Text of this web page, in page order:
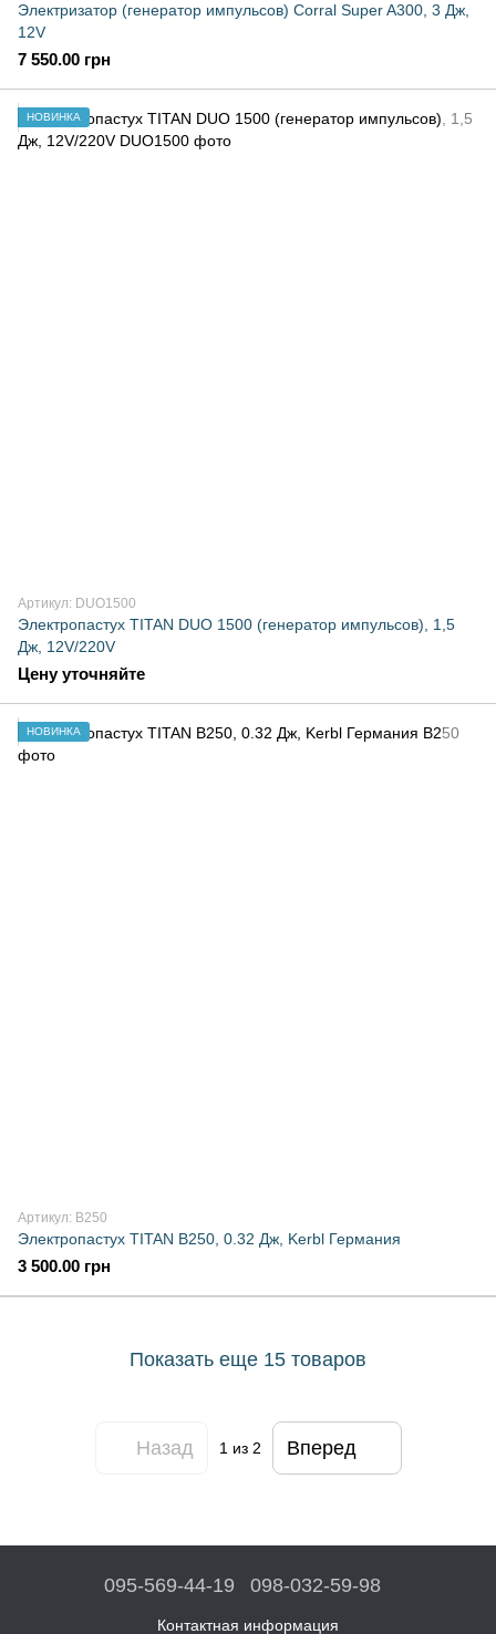
Электризатор (генератор импульсов) Corral Super A300, 3 Дж,
12V
7 550.00 грн
НОВИНКА
Артикул: DUO1500
Электропастух TITAN DUO 1500 (генератор импульсов), 1,5
Дж, 12V/220V
Цену уточняйте
НОВИНКА
Артикул: B250
Электропастух TITAN B250, 0.32 Дж, Kerbl Германия
3 500.00 грн
Показать еще 15 товаров
Назад 1 из 2 Вперед
095-569-44-19 098-032-59-98
Контактная информация